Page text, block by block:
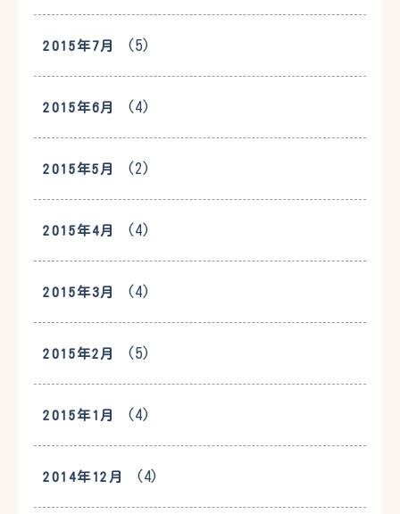
2015年7月 (5)
2015年6月 (4)
2015年5月 (2)
2015年4月 (4)
2015年3月 (4)
2015年2月 (5)
2015年1月 (4)
2014年12月 (4)